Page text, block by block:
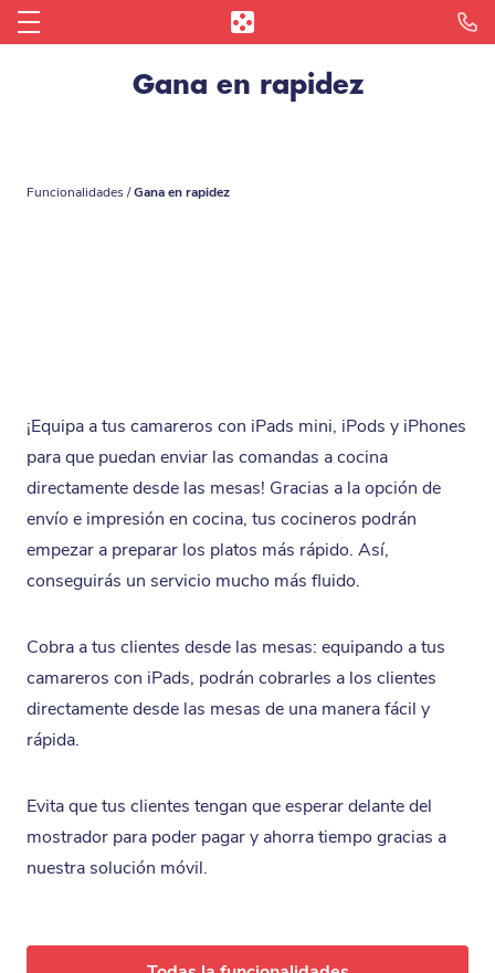
La Caja Registradora en Ipad
L'Addition Reservas
Reserva tu Demostración
Integraciones y socios
Restaurante
Pizzería
Food Truck
Camping
Blog de hosteleríaGana en rapidez
Funcionalidades/Gana en rapidez
¡Equipa a tus camareros con iPads mini, iPods y iPhones
para que puedan enviar las comandas a cocina
directamente desde las mesas! Gracias a la opción de
envío e impresión en cocina, tus cocineros podrán
empezar a preparar los platos más rápido. Así,
conseguirás un servicio mucho más fluido.
Cobra a tus clientes desde las mesas: equipando a tus
camareros con iPads, podrán cobrarles a los clientes
directamente desde las mesas de una manera fácil y
rápida.
Evita que tus clientes tengan que esperar delante del
mostrador para poder pagar y ahorra tiempo gracias a
nuestra solución móvil.